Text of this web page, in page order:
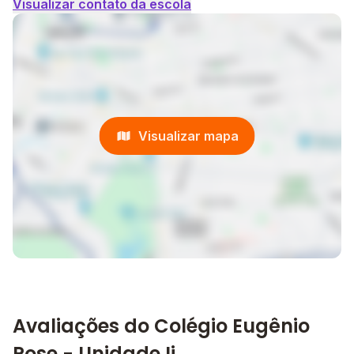
Visualizar contato da escola
Visualizar mapa
Avaliações do Colégio Eugênio